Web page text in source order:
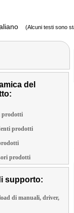
(Alcuni testi sono
del
prodotti
prodotti
prodotti
supporto:
di manuali, driver,